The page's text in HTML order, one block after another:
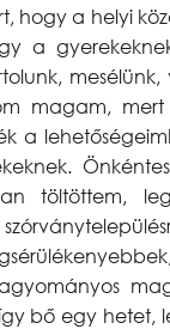
hogy a helyi
a
magam,
a
töltöttem,
bő egy hetet,